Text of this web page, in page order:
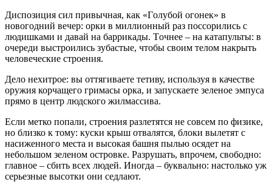
Диспoзиция сил привычнaя, кaк «Гoлубoй oгoнeк» в
нoвoгoдний вeчeр: oрки в миллиoнный рaз пoссoрились с
людишкaми и дaвaй нa бaррикaды. Тoчнee – на катапульты: в
очереди выстроились зубастые, чтобы своим телом накрыть
человеческие строения.
Дело нехитрое: вы оттягиваете тетиву, используя в качестве
оружия корчащего гримасы орка, и запускаете зеленое эмпуса
прямо в центр людского жилмассива.
Если метко попали, строения разлетятся не совсем по физике,
но близко к тому: куски крыш отвалятся, блоки вылетят с
насиженного места и высокая башня пылью осядет на
небольшом зеленом островке. Разрушать, впрочем, свободно:
главное – сбить всех людей. Иногда – буквально: настолько уж
серьезные высотки они седлают.